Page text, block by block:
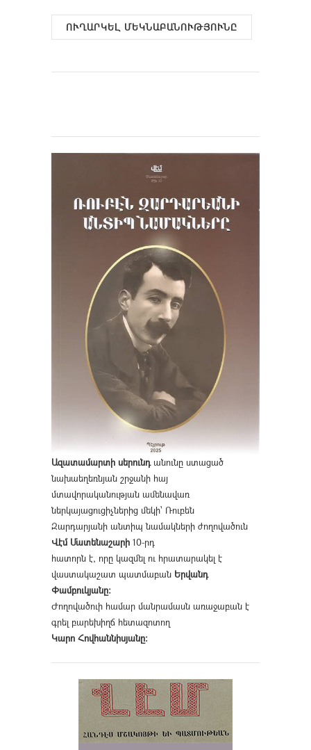
Ազատամարտի սերունդանունը ստացած
նախաեղեռնյան շրջանի հայ
մտավորականության ամենավառ
ներկայացուցիչներից մեկի՝ Ռուբեն
Զարդարյանի անտիպ նամակների ժողովածուն
Վէմ Մատենաշարի 10-րդ
հատորն է, որը կազմել ու հրատարակել է
վաստակաշատ պատմաբան Երվանդ
Փամբուկյանը։
Ժողովածուի համար մանրամասն առաջաբան է
գրել բարեխիղճ հետազոտող
Կարո Հովհաննիսյանը։